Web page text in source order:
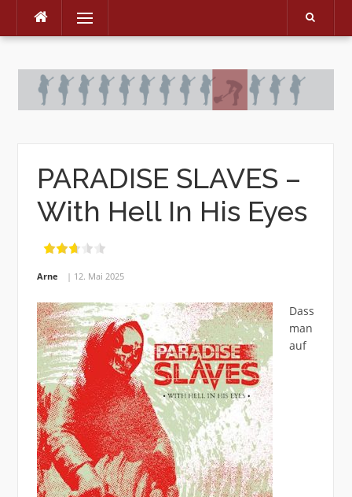
Skip
Menu
PARADISE SLAVES –
With Hell In His Eyes
Arne 12. Mai 2025
Dass
man
auf